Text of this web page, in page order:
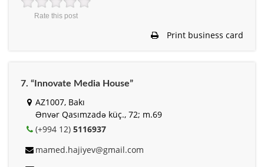
Rate this post
Print business card
7. “Innovate Media House”
AZ1007, Bakı
Ənvər Qasımzadə küç., 72; m.69
(+994 12) 5116937
mamed.hajiyev@gmail.com